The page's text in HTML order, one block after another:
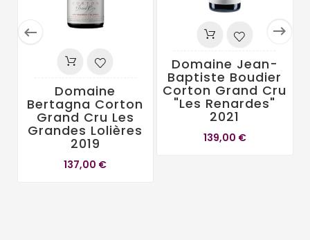
 
Domaine
Bertagna Corton
Grand Cru Les
Grandes Lolières
2019
137,00 €
Domaine Jean-
Baptiste Boudier
Corton Grand Cru
"Les Renardes"
2021
139,00 €